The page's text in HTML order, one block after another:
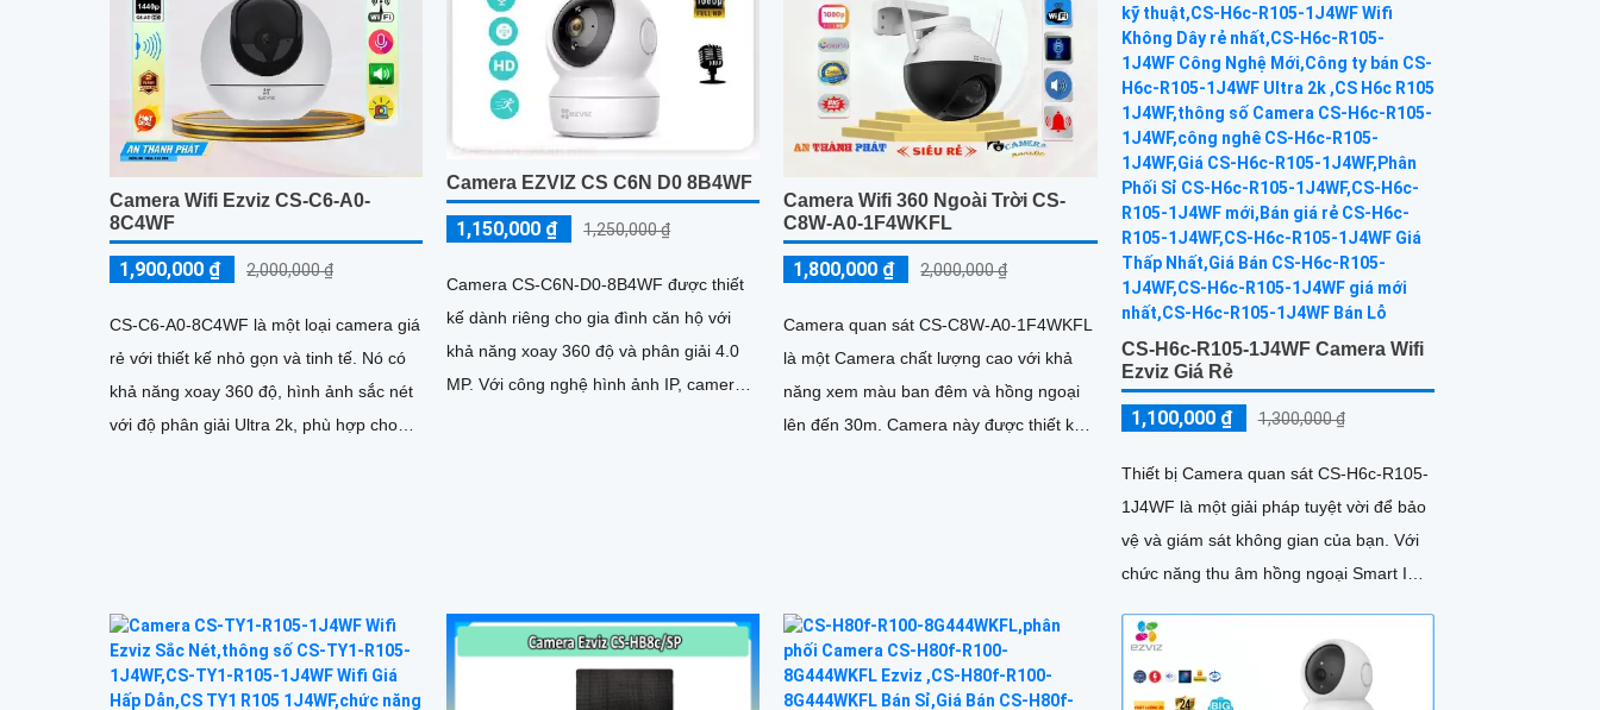
Camera Wifi Ezviz CS-C6-A0-
8C4WF
1,900,000 ₫ 2,000,000 ₫
CS-C6-A0-8C4WF là một loại camera giá
rẻ với thiết kế nhỏ gọn và tinh tế. Nó có
khả năng xoay 360 độ, hình ảnh sắc nét
với độ phân giải Ultra 2k, phù hợp cho
Camera EZVIZ CS C6N D0 8B4WF
1,150,000 ₫ 1,250,000 ₫
Camera CS-C6N-D0-8B4WF được thiết
kế dành riêng cho gia đình căn hộ với
khả năng xoay 360 độ và phân giải 4.0
MP. Với công nghệ hình ảnh IP, camera
Camera Wifi 360 Ngoài Trời CS-
C8W-A0-1F4WKFL
1,800,000 ₫ 2,000,000 ₫
Camera quan sát CS-C8W-A0-1F4WKFL
là một Camera chất lượng cao với khả
năng xem màu ban đêm và hồng ngoại
lên đến 30m. Camera này được thiết kế
CS-H6c-R105-1J4WF Camera Wifi
Ezviz Giá Rẻ
1,100,000 ₫ 1,300,000 ₫
Thiết bị Camera quan sát CS-H6c-R105-
1J4WF là một giải pháp tuyệt vời để bảo
vệ và giám sát không gian của bạn. Với
chức năng thu âm hồng ngoại Smart IR,